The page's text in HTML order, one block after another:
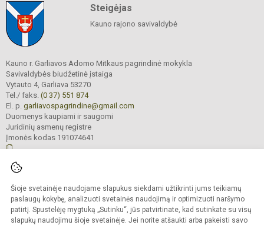
Šioje svetainėje naudojame slapukus siekdami užtikrinti jums teikiamų
paslaugų kokybę, analizuoti svetainės naudojimą ir optimizuoti naršymo
patirtį. Spustelėję mygtuką „Sutinku“, jūs patvirtinate, kad sutinkate su visų
slapukų naudojimu šioje svetainėje. Jei norite atšaukti arba pakeisti savo
Steigėjas
Kauno rajono savivaldybė
Kauno r. Garliavos Adomo Mitkaus pagrindinė mokykla
Savivaldybės biudžetinė įstaiga
Vytauto 4, Garliava 53270
Tel./ faks. (0 37) 551 874
El. p. garliavospagrindine@gmail.com
Duomenys kaupiami ir saugomi
Juridinių asmenų registre
Įmonės kodas 191074641
saugomos.
Kopijuoti turinį be raštiško įstaigos administracijos sutikimo griežtai draudžiama
Prieinamumo paraiška Slapukų valdymas